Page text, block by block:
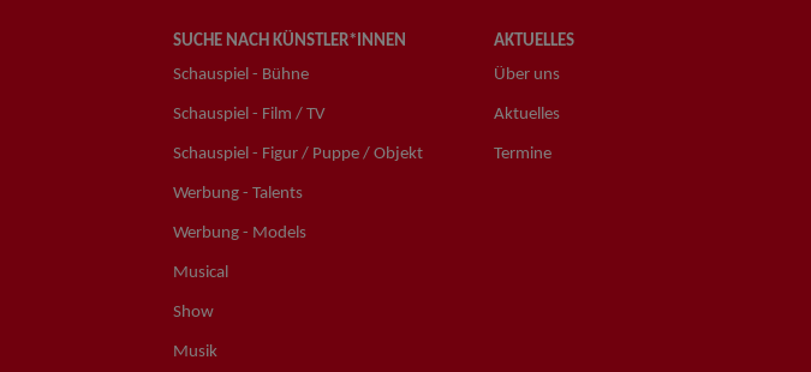
SUCHE NACH KÜNSTLER*INNEN
Schauspiel - Bühne
Schauspiel - Film / TV
Schauspiel - Figur / Puppe / Objekt
Werbung - Talents
Werbung - Models
Musical
Show
Musik
AKTUELLES
Über uns
Aktuelles
Termine